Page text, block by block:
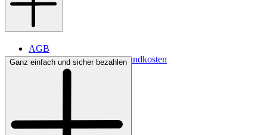
AGB
Lieferbedingungen & Versandkosten
Bezahlung
Ganz einfach und sicher bezahlen